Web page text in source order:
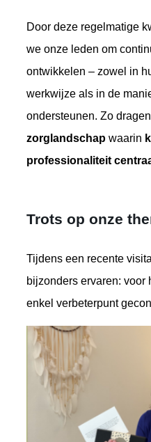
Door deze regelmatige
we onze leden om
ontwikkelen – zowel in
werkwijze als in de
ondersteunen. Zo
zorglandschap waarin
professionaliteit
Trots op onze
Tijdens een recente
bijzonders ervaren: voor
enkel verbeterpunt